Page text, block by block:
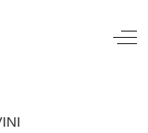
Off-